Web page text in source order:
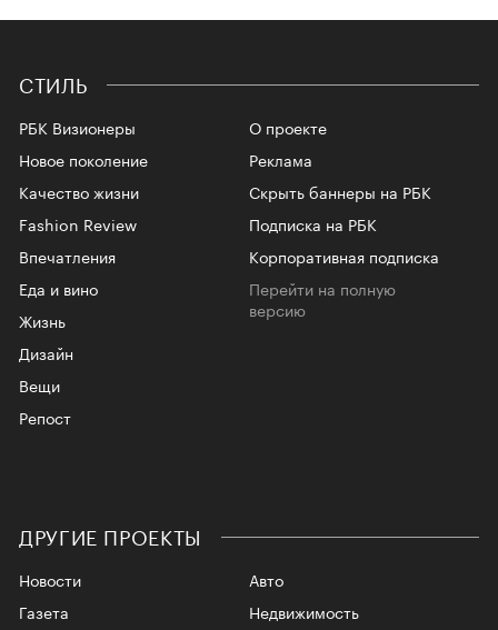
СТИЛЬ
РБК Визионеры
Новое поколение
Качество жизни
Fashion Review
Впечатления
Еда и вино
Жизнь
Дизайн
Вещи
Репост
О проекте
Реклама
Скрыть баннеры на РБК
Подписка на РБК
Корпоративная подписка
Перейти на полную
версию
ДРУГИЕ ПРОЕКТЫ
Новости
Газета
Авто
Недвижимость